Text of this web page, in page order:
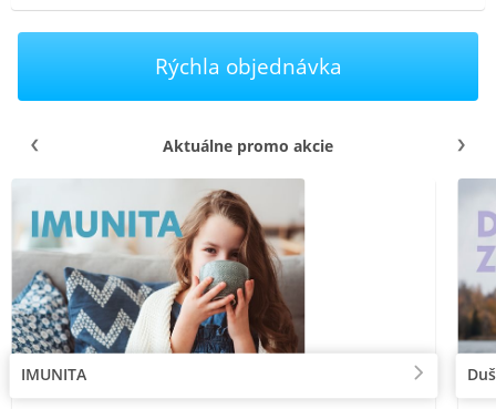
Rýchla objednávka
Aktuálne promo akcie
IMUNITA